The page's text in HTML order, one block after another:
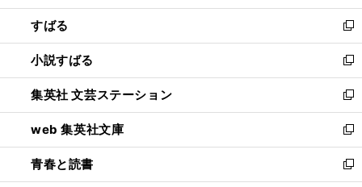
開
く
ウ
で
開
く
ン
ド
ウ
で
開
く
すばる
新
し
い
ウ
ィ
ン
ド
ウ
で
開
小説すばる
新
し
い
ウ
ィ
ン
ド
ウ
集英社 文芸ステーション
新
し
い
ウ
ィ
ン
web 集英社文庫
新
し
い
ウ
青春と読書
新